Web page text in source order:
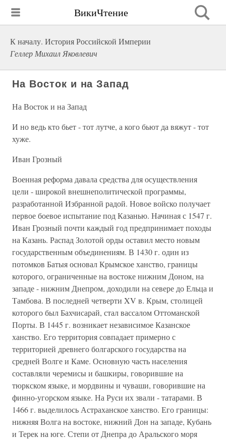
ВикиЧтение
К началу. История Российской Империи
Геллер Михаил Яковлевич
На Восток и на Запад
На Восток и на Запад
И но ведь кто бьет - тот лутче, а кого бьют да вяжут - тот
хуже.
Иван Грозный
Военная реформа давала средства для осуществления
цели - широкой внешнеполитической программы,
разработанной Избранной радой. Новое войско получает
первое боевое испытание под Казанью. Начиная с 1547 г.
Иван Грозный почти каждый год предпринимает походы
на Казань. Распад Золотой орды оставил место новым
государственным объединениям. В 1430 г. один из
потомков Батыя основал Крымское ханство, границы
которого, ограниченные на востоке нижним Доном, на
западе - нижним Днепром, доходили на севере до Ельца и
Тамбова. В последней четверти XV в. Крым, столицей
которого был Бахчисарай, стал вассалом Оттоманской
Порты. В 1445 г. возникает независимое Казанское
ханство. Его территория совпадает примерно с
территорией древнего болгарского государства на
средней Волге и Каме. Основную часть населения
составляли черемисы и башкиры, говорившие на
тюркском языке, и мордвины и чуваши, говорившие на
финно-угорском языке. На Руси их звали - татарами. В
1466 г. выделилось Астраханское ханство. Его границы:
нижняя Волга на востоке, нижний Дон на западе, Кубань
и Терек на юге. Степи от Днепра до Аральского моря